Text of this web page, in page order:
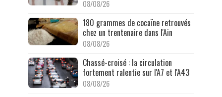
08/08/26
180 grammes de cocaïne retrouvés
chez un trentenaire dans l'Ain
08/08/26
Chassé-croisé : la circulation
fortement ralentie sur l'A7 et l'A43
08/08/26